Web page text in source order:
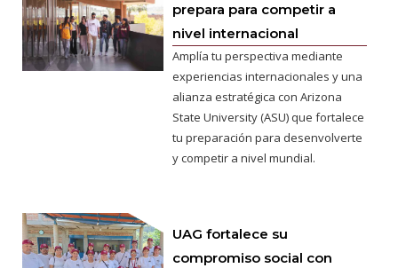
prepara para competir a
nivel internacional
Amplía tu perspectiva mediante
experiencias internacionales y una
alianza estratégica con Arizona
State University (ASU) que fortalece
tu preparación para desenvolverte
y competir a nivel mundial.
UAG fortalece su
compromiso social con